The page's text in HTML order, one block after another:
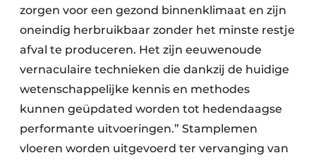
zorgen voor een gezond binnenklimaat en zijn
oneindig herbruikbaar zonder het minste restje
afval te produceren. Het zijn eeuwenoude
vernaculaire technieken die dankzij de huidige
wetenschappelijke kennis en methodes
kunnen geüpdated worden tot hedendaagse
performante uitvoeringen.” Stamplemen
vloeren worden uitgevoerd ter vervanging van